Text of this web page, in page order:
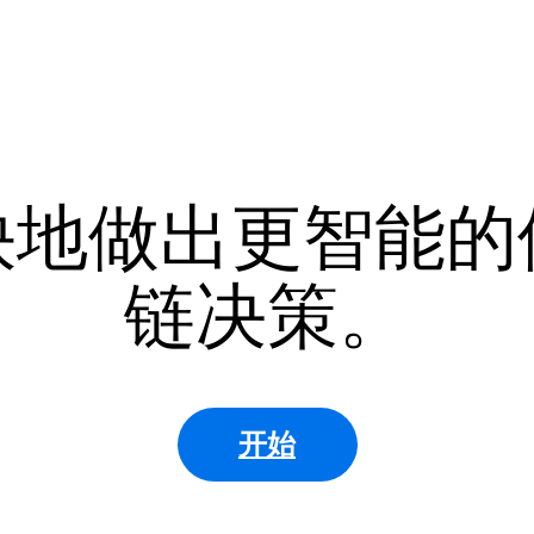
做出更智能
链决策。
开始